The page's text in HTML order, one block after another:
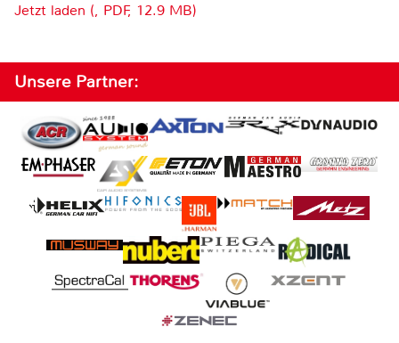
Jetzt laden (, PDF, 12.9 MB)
Unsere Partner: